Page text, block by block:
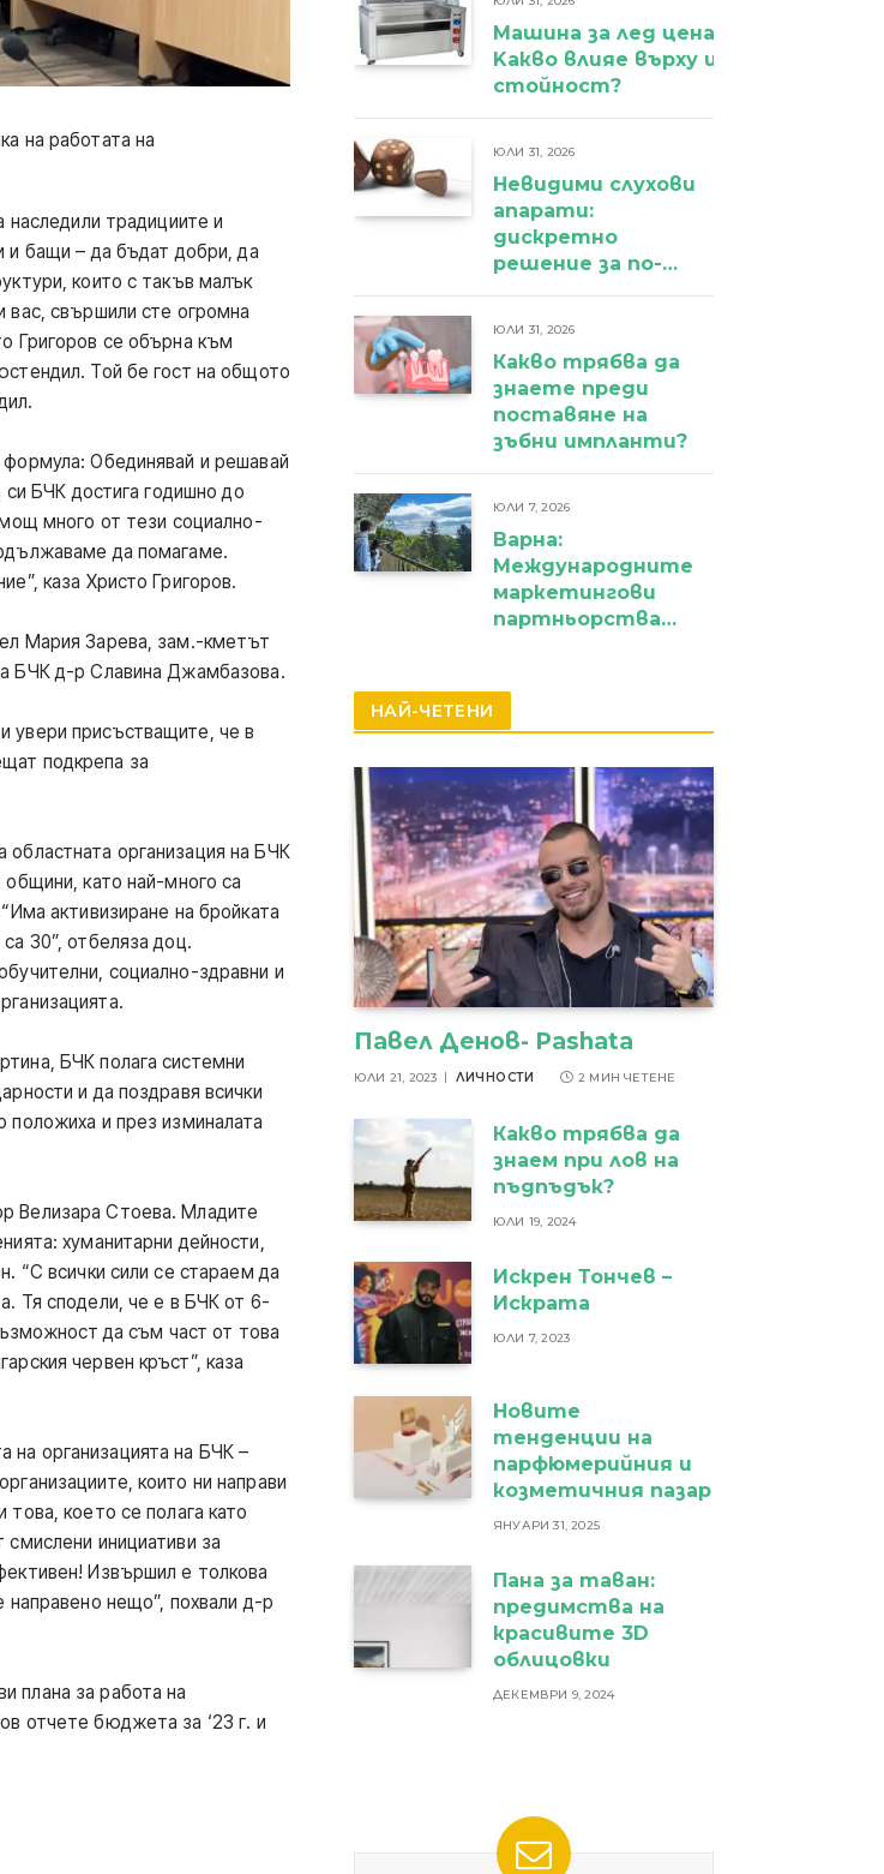
на работата на
наследили традициите и
и бащи – да бъдат добри, да
които с такъв малък
вас, свършили сте огромна
Григоров се обърна към
Той бе гост на общото
Обединявай и решавай
си БЧК достига годишно до
много от тези социално-
да помагаме.
каза Христо Григоров.
Мария Зарева, зам.-кметът
БЧК д-р Славина Джамбазова.
увери присъстващите, че в
подкрепа за
организация на БЧК
като най-много са
активизиране на бройката
30”, отбеляза доц.
социално-здравни и
БЧК полага системни
и да поздравя всички
положиха и през изминалата
Велизара Стоева. Младите
хуманитарни дейности,
“С всички сили се стараем да
Тя сподели, че е в БЧК от 6-
да съм част от това
червен кръст”, каза
организацията на БЧК –
които ни направи
което се полага като
смислени инициативи за
Извършил е толкова
направено нещо”, похвали д-р
плана за работа на
отчете бюджета за ‘23 г. и
Машина за лед цена:
Kакво влияе върху избора и
стойност?
ЮЛИ 31, 2026
Невидими слухови
апарати:
дискретно
решение за по-
ЮЛИ 31, 2026
Какво трябва да
знаете преди
поставяне на
зъбни импланти?
ЮЛИ 7, 2026
Варна:
Международните
маркетингови
партньорства
НАЙ-ЧЕТЕНИ
Павел Денов- Pashata
ЮЛИ 21, 2023 ЛИЧНОСТИ 2 МИН ЧЕТЕНЕ
Какво трябва да
знаем при лов на
пъдпъдък?
ЮЛИ 19, 2024
Искрен Тончев –
Искрата
ЮЛИ 7, 2023
Новите
тенденции на
парфюмерийния и
козметичния пазар
ЯНУАРИ 31, 2025
Пана за таван:
предимства на
красивите 3D
облицовки
ДЕКЕМВРИ 9, 2024